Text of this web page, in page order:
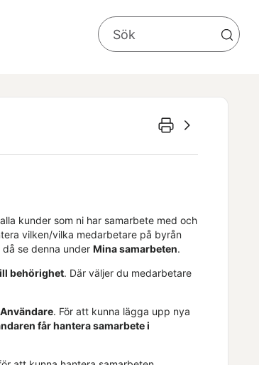
kunder som ni har samarbete med och
vilken/vilka medarbetare på byrån
se denna under Mina samarbeten.
behörighet. Där väljer du medarbetare
. För att kunna lägga upp nya
får hantera samarbete i